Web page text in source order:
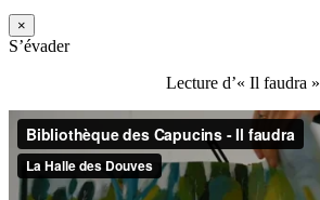
×
S’évader
Lecture d’« Il faudra »